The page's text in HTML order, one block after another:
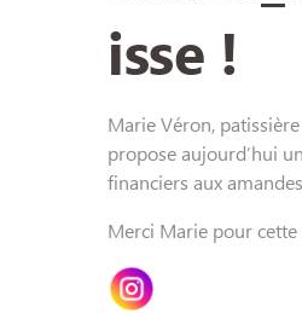
isse !
Marie Véron,
propose aujourd’hui
financiers aux
Merci Marie pour cette